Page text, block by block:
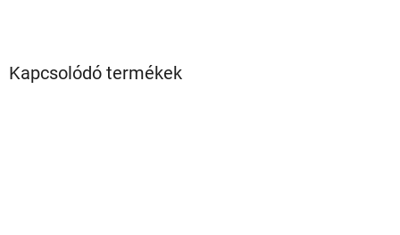
Kapcsolódó termékek